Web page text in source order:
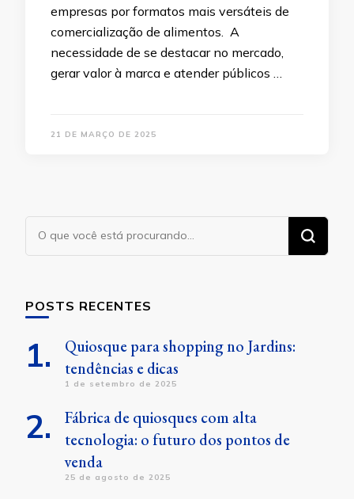
empresas por formatos mais versáteis de
comercialização de alimentos. A
necessidade de se destacar no mercado,
gerar valor à marca e atender públicos …
21 DE MARÇO DE 2025
Procurando
algo?
POSTS RECENTES
Quiosque para shopping no Jardins:
tendências e dicas
1 de setembro de 2025
Fábrica de quiosques com alta
tecnologia: o futuro dos pontos de
venda
25 de agosto de 2025